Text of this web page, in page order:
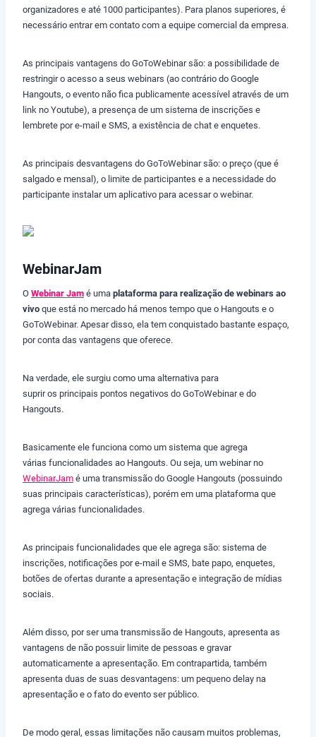
organizadores e até 1000 participantes). Para planos superiores, é
necessário entrar em contato com a equipe comercial da empresa.
As principais vantagens do GoToWebinar são: a possibilidade de
restringir o acesso a seus webinars (ao contrário do Google
Hangouts, o evento não fica publicamente acessível através de um
link no Youtube), a presença de um sistema de inscrições e
lembrete por e-mail e SMS, a existência de chat e enquetes.
As principais desvantagens do GoToWebinar são: o preço (que é
salgado e mensal), o limite de participantes e a necessidade do
participante instalar um aplicativo para acessar o webinar.
WebinarJam
O Webinar Jam é uma plataforma para realização de webinars ao
vivo que está no mercado há menos tempo que o Hangouts e o
GoToWebinar. Apesar disso, ela tem conquistado bastante espaço,
por conta das vantagens que oferece.
Na verdade, ele surgiu como uma alternativa para
suprir os principais pontos negativos do GoToWebinar e do
Hangouts.
Basicamente ele funciona como um sistema que agrega
várias funcionalidades ao Hangouts. Ou seja, um webinar no
WebinarJam é uma transmissão do Google Hangouts (possuindo
suas principais características), porém em uma plataforma que
agrega várias funcionalidades.
As principais funcionalidades que ele agrega são: sistema de
inscrições, notificações por e-mail e SMS, bate papo, enquetes,
botões de ofertas durante a apresentação e integração de mídias
sociais.
Além disso, por ser uma transmissão de Hangouts, apresenta as
vantagens de não possuir limite de pessoas e gravar
automaticamente a apresentação. Em contrapartida, também
apresenta duas de suas desvantagens: um pequeno delay na
apresentação e o fato do evento ser público.
De modo geral, essas limitações não causam muitos problemas,